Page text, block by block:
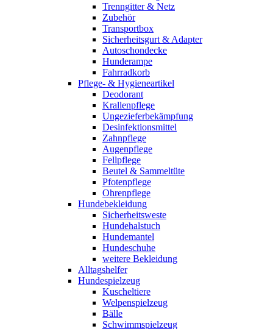
Trenngitter & Netz
Zubehör
Transportbox
Sicherheitsgurt & Adapter
Autoschondecke
Hunderampe
Fahrradkorb
Pflege- & Hygieneartikel
Deodorant
Krallenpflege
Ungezieferbekämpfung
Desinfektionsmittel
Zahnpflege
Augenpflege
Fellpflege
Beutel & Sammeltüte
Pfotenpflege
Ohrenpflege
Hundebekleidung
Sicherheitsweste
Hundehalstuch
Hundemantel
Hundeschuhe
weitere Bekleidung
Alltagshelfer
Hundespielzeug
Kuscheltiere
Welpenspielzeug
Bälle
Schwimmspielzeug